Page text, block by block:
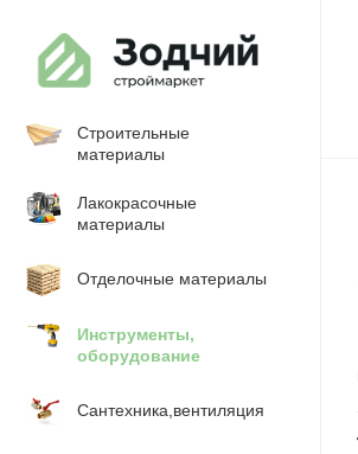
Строительные
материалы
Лакокрасочные
материалы
Отделочные материалы
Инструменты,
оборудование
Сантехника,вентиляция